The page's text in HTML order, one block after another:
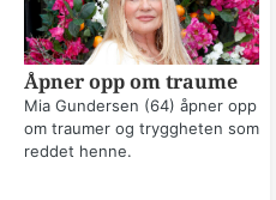
Åpner opp om traume
Mia Gundersen (64) åpner opp
om traumer og tryggheten som
reddet henne.